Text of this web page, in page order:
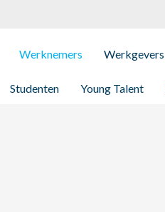
Werknemers
Studenten Young Talent
Werkgevers